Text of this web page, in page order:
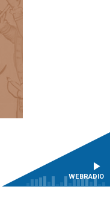
WEBRADIO